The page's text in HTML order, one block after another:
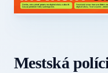
Mestská